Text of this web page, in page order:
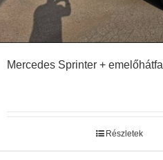
Mercedes Sprinter + emelőhátfal
Részletek